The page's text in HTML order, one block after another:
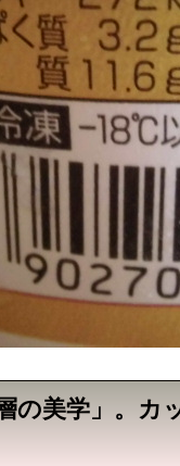
の美学」。カ